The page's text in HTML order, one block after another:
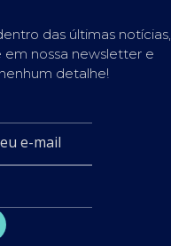
das últimas notícias,
em nossa newsletter e
detalhe!